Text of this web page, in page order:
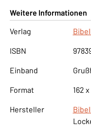
Weitere Informationen
Verlag
ISBN
Einband
Format 162 x
Hersteller